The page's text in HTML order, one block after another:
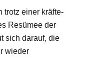
trotz einer kräf­te­
Resü­mee der
sich dar­auf, die
wie­der